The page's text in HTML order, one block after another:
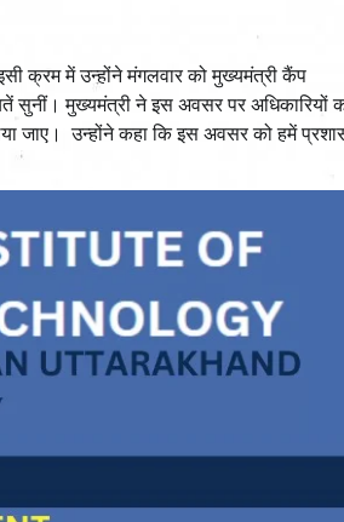
क्रम में उन्होंने मंगलवार को मुख्यमंत्री कैंप
सुनीं। मुख्यमंत्री ने इस अवसर पर अधिकारियों
जाए। उन्होंने कहा कि इस अवसर को हमें